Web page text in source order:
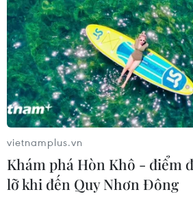
năm 2027
07/08/2026 08:28
Từ Quảng Ninh đến Quảng Trị
động ứng phó với áp thấp nhiệt
07/08/2026 08:21
Bộ Xây dựng yêu cầu đầu tư hệ
thống trạm sạc điện trên cao tốc
vietnamplus.vn
Khám phá Hòn Khô - điểm
lỡ khi đến Quy Nhơn Đông